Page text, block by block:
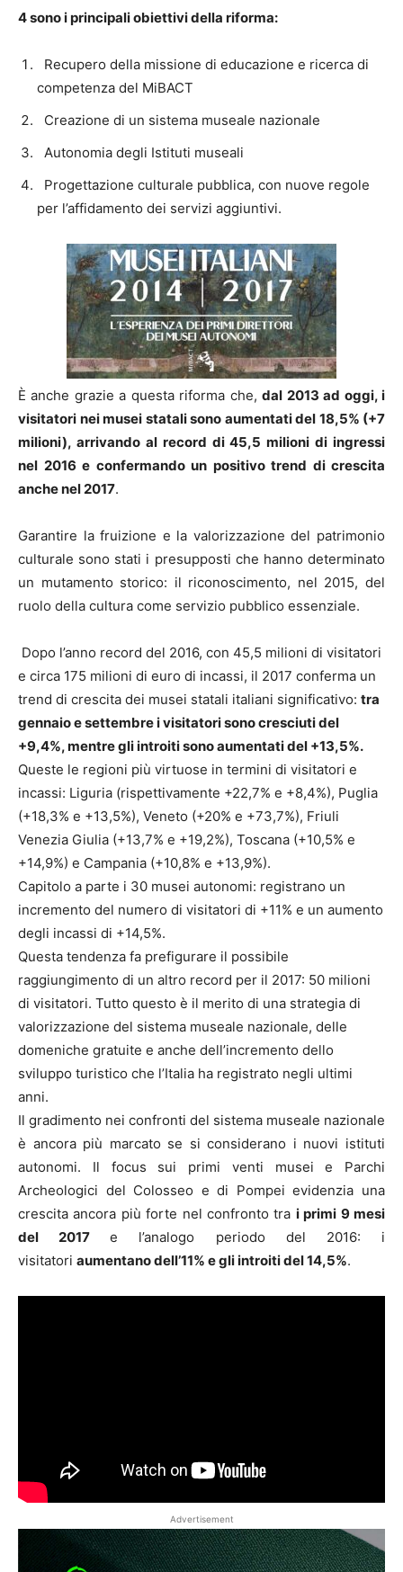
4 sono i principali obiettivi della riforma:
Recupero della missione di educazione e ricerca di
competenza del MiBACT
Creazione di un sistema museale nazionale
Autonomia degli Istituti museali
Progettazione culturale pubblica, con nuove regole
per l’affidamento dei servizi aggiuntivi.
È anche grazie a questa riforma che,dal 2013 ad oggi, i
visitatori nei musei statali sono aumentati del 18,5% (+7
milioni), arrivando al record di 45,5 milioni di ingressi
nel 2016 e confermando un positivo trend di crescita
anche nel 2017.
Garantire la fruizione e la valorizzazione del patrimonio
culturale sono stati i presupposti che hanno determinato
un mutamento storico: il riconoscimento, nel 2015, del
ruolo della cultura come servizio pubblico essenziale.
Dopo l’anno record del 2016, con 45,5 milioni di visitatori
e circa 175 milioni di euro di incassi, il 2017 conferma un
trend di crescita dei musei statali italiani significativo: tra
gennaio e settembre i visitatori sono cresciuti del
+9,4%, mentre gli introiti sono aumentati del +13,5%.
Queste le regioni più virtuose in termini di visitatori e
incassi: Liguria (rispettivamente +22,7% e +8,4%), Puglia
(+18,3% e +13,5%), Veneto (+20% e +73,7%), Friuli
Venezia Giulia (+13,7% e +19,2%), Toscana (+10,5% e
+14,9%) e Campania (+10,8% e +13,9%).
Capitolo a parte i 30 musei autonomi: registrano un
incremento del numero di visitatori di +11% e un aumento
degli incassi di +14,5%.
Questa tendenza fa prefigurare il possibile
raggiungimento di un altro record per il 2017: 50 milioni
di visitatori. Tutto questo è il merito di una strategia di
valorizzazione del sistema museale nazionale, delle
domeniche gratuite e anche dell’incremento dello
sviluppo turistico che l’Italia ha registrato negli ultimi
anni.
Il gradimento nei confronti del sistema museale nazionale
è ancora più marcato se si considerano i nuovi istituti
autonomi. Il focus sui primi venti musei e Parchi
Archeologici del Colosseo e di Pompei evidenzia una
crescita ancora più forte nel confronto tra i primi 9 mesi
del 2017e l’analogo periodo del 2016: i
visitatori aumentano dell’11% e gli introiti del 14,5%.
Advertisement